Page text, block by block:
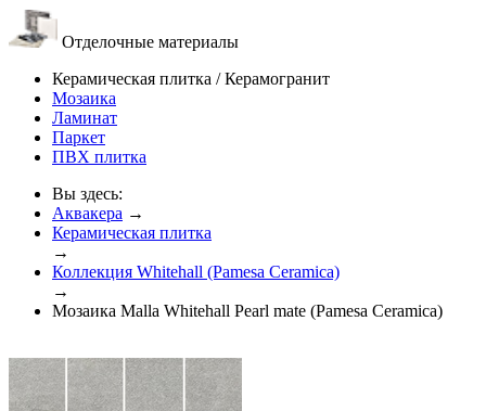
Отделочные материалы
Керамическая плитка / Керамогранит
Мозаика
Ламинат
Паркет
ПВХ плитка
Вы здесь:
Аквакера →
Керамическая плитка
→
Коллекция Whitehall (Pamesa Ceramica)
→
Мозаика Malla Whitehall Pearl mate (Pamesa Ceramica)